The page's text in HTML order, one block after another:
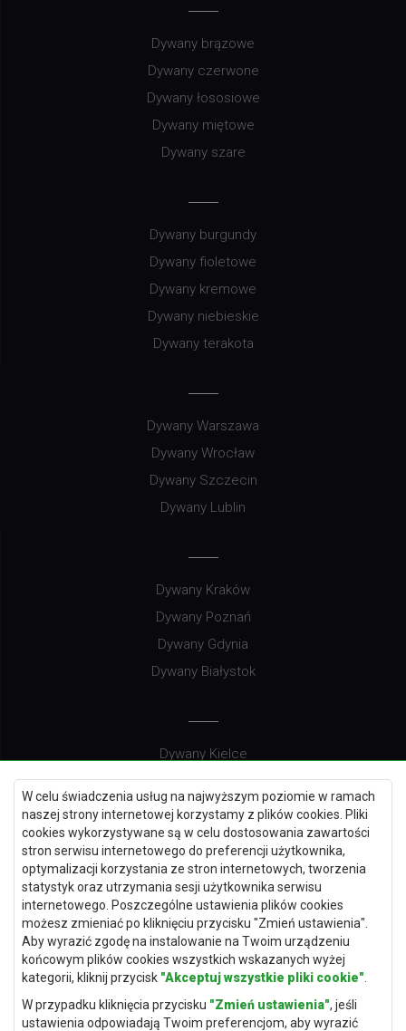
W celu świadczenia usług na najwyższym poziomie w ramach
naszej strony internetowej korzystamy z plików cookies. Pliki
cookies wykorzystywane są w celu dostosowania zawartości
stron serwisu internetowego do preferencji użytkownika,
optymalizacji korzystania ze stron internetowych, tworzenia
statystyk oraz utrzymania sesji użytkownika serwisu
internetowego. Poszczególne ustawienia plików cookies
możesz zmieniać po kliknięciu przycisku "Zmień ustawienia".
Aby wyrazić zgodę na instalowanie na Twoim urządzeniu
końcowym plików cookies wszystkich wskazanych wyżej
kategorii, kliknij przycisk "Akceptuj wszystkie pliki cookie"
W przypadku kliknięcia przycisku "Zmień ustawienia", jeśli
ustawienia odpowiadają Twoim preferencjom, aby wyrazić
Dywany brązowe
Dywany czerwone
Dywany łososiowe
Dywany miętowe
Dywany szare
Dywany burgundy
Dywany fioletowe
Dywany kremowe
Dywany niebieskie
Dywany terakota
Dywany Warszawa
Dywany Wrocław
Dywany Szczecin
Dywany Lublin
Dywany Kraków
Dywany Poznań
Dywany Gdynia
Dywany Białystok
Dywany Kielce
Dywany Gdańsk
Dywany Toruń
Dywany Bydgoszcz
Dywany Łódź
Dywany Katowice
Dywany Rzeszów
Dywany Częstochowa